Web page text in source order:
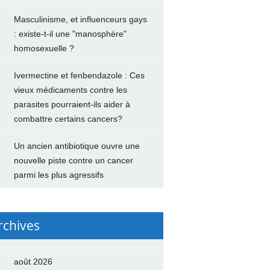
Masculinisme, et influenceurs gays
: existe-t-il une "manosphère"
homosexuelle ?
Ivermectine et fenbendazole : Ces
vieux médicaments contre les
parasites pourraient-ils aider à
combattre certains cancers?
Un ancien antibiotique ouvre une
nouvelle piste contre un cancer
parmi les plus agressifs
août 2026